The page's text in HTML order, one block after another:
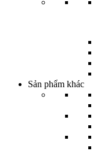
Sản phẩm khác